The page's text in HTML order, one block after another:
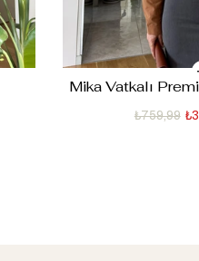
Mika Vatkalı
₺759,99